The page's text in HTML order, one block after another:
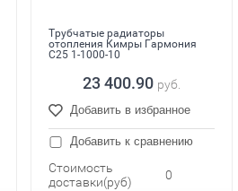
Трубчатые радиаторы
отопления Кимры Гармония
С25 1-1000-10
23 400.90 руб.
Добавить в избранное
Добавить к сравнению
Стоимость
доставки(руб)
0